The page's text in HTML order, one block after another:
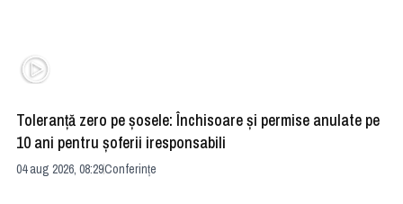
Toleranță zero pe șosele: Închisoare și permise anulate pe
10 ani pentru șoferii iresponsabili
04 aug 2026, 08:29Conferințe